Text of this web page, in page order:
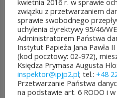
To mieszkańcy
które pomysły
samorządu
kwietnia 2016 r. w sprawie
związku z przetwarzaniem
sprawie swobodnego
uchylenia dyrektywy 95/46/
Administratorem Państwa
Instytut Papieża Jana Pawła
(kod pocztowy: 02-972),
Księdza Prymasa Augusta
inspektor@ipjp2.pl; tel.: +48
Przetwarzanie Państwa
na podstawie art. 6 RODO i